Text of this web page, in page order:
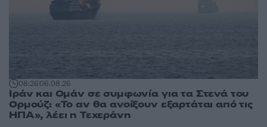
08:2606.08.26
Ιράν και Ομάν σε συμφωνία για τα Στενά του
Ορμούζ: «Το αν θα ανοίξουν εξαρτάται από τις
ΗΠΑ», λέει η Τεχεράνη